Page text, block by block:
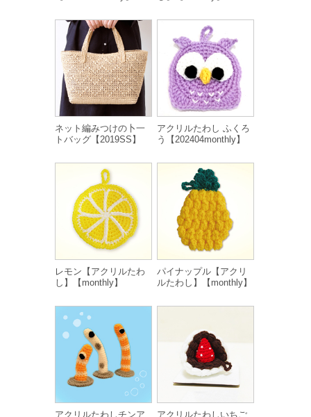
ネット編みつけの卜一
トバッグ【2019SS】
アクリルたわし ふくろ
う【202404monthly】
レモン【アクリルたわ
し】【monthly】
パイナップル【アクリ
ルたわし】【monthly】
アクリルたわしチンア
アクリルたわしいちご